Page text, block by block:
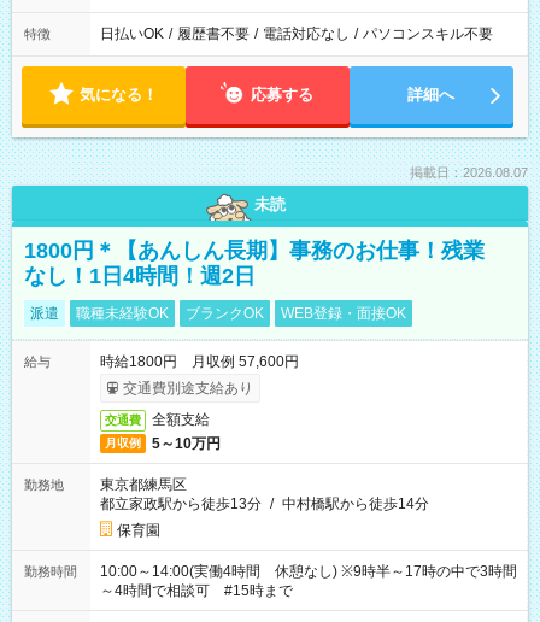
特徴 日払いOK / 履歴書不要 / 電話対応なし / パソコンスキル不要
気になる！ 応募する 詳細へ
掲載日：2026.08.07
未読
1800円＊【あんしん長期】事務のお仕事！残業
なし！1日4時間！週2日
派遣 職種未経験OK ブランクOK WEB登録・面接OK
給与
時給1800円 月収例 57,600円
交通費別途支給あり
交通費 全額支給
月収例 5～10万円
勤務地
東京都練馬区
都立家政駅から徒歩13分 / 中村橋駅から徒歩14分
保育園
勤務時間
10:00～14:00(実働4時間 休憩なし) ※9時半～17時の中で3時間
～4時間で相談可 #15時まで